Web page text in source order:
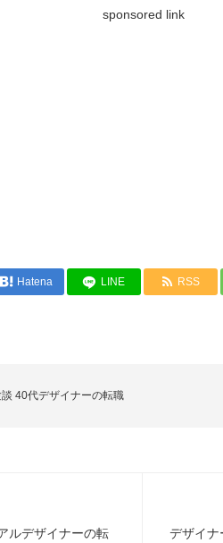
sponsored link
Hatena LINE RSS
40代デザイナーの転職
ルデザイナーの転
デザイナ